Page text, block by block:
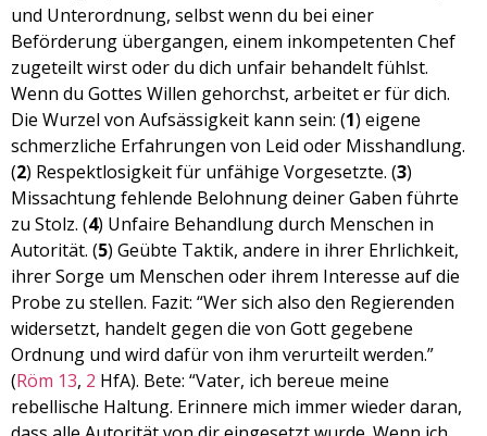
und Unterordnung, selbst wenn du bei einer
Beförderung übergangen, einem inkompetenten Chef
zugeteilt wirst oder du dich unfair behandelt fühlst.
Wenn du Gottes Willen gehorchst, arbeitet er für dich.
Die Wurzel von Aufsässigkeit kann sein: (1) eigene
schmerzliche Erfahrungen von Leid oder Misshandlung.
(2) Respektlosigkeit für unfähige Vorgesetzte. (3)
Missachtung fehlende Belohnung deiner Gaben führte
zu Stolz. (4) Unfaire Behandlung durch Menschen in
Autorität. (5) Geübte Taktik, andere in ihrer Ehrlichkeit,
ihrer Sorge um Menschen oder ihrem Interesse auf die
Probe zu stellen. Fazit: “Wer sich also den Regierenden
widersetzt, handelt gegen die von Gott gegebene
Ordnung und wird dafür von ihm verurteilt werden.”
(Röm 13, 2 HfA). Bete: “Vater, ich bereue meine
rebellische Haltung. Erinnere mich immer wieder daran,